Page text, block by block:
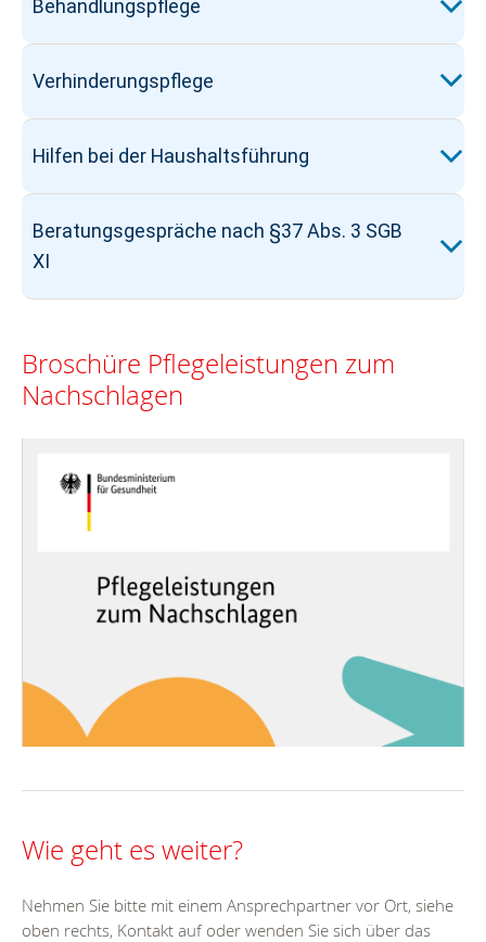
Behandlungspflege
Verhinderungspflege
Hilfen bei der Haushaltsführung
Beratungsgespräche nach §37 Abs. 3 SGB
XI
Broschüre Pflegeleistungen zum
Nachschlagen
Wie geht es weiter?
Nehmen Sie bitte mit einem Ansprechpartner vor Ort, siehe
oben rechts, Kontakt auf oder wenden Sie sich über das